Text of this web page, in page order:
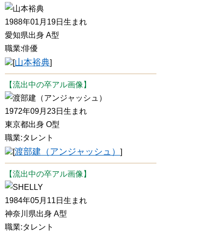
山本裕典
1988年01月19日生まれ
愛知県出身 A型
職業:俳優
[山本裕典]
【流出中の卒アル画像】
渡部建（アンジャッシュ）
1972年09月23日生まれ
東京都出身 O型
職業:タレント
[渡部建（アンジャッシュ） ]
【流出中の卒アル画像】
SHELLY
1984年05月11日生まれ
神奈川県出身 A型
職業:タレント